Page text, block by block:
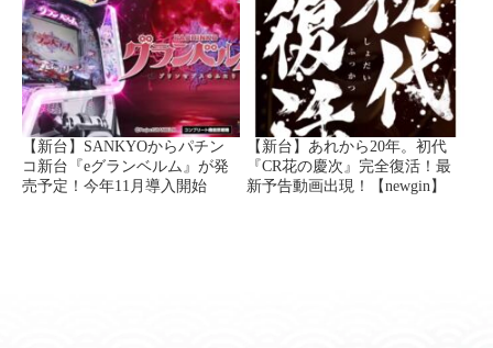
【新台】SANKYOからパチン
コ新台『eグランベルム』が発
売予定！今年11月導入開始
【新台】あれから20年。初代
『CR花の慶次』完全復活！最
新予告動画出現！【newgin】